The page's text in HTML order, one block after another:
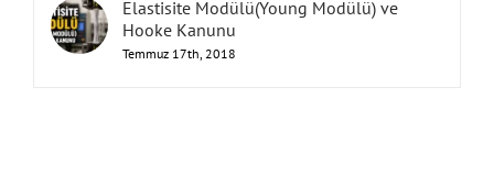
Elastisite Modülü(Young Modülü) ve
Hooke Kanunu
Temmuz 17th, 2018